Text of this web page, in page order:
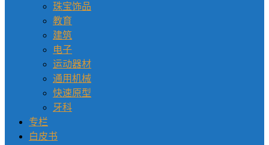
珠宝饰品
教育
建筑
电子
运动器材
通用机械
快速原型
牙科
专栏
白皮书